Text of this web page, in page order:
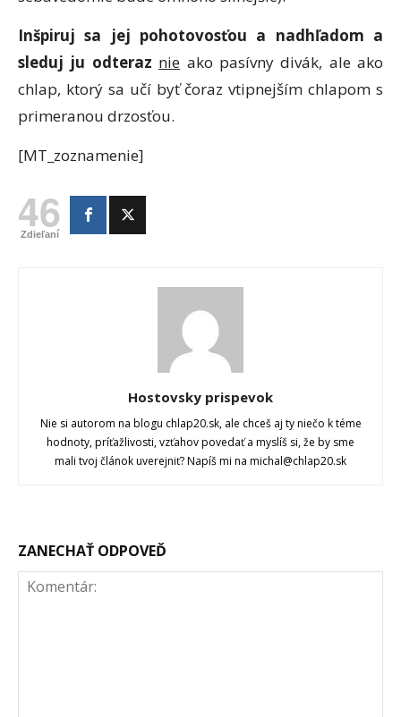
Inšpiruj sa jej pohotovosťou a nadhľadom a
sleduj ju odteraz nie ako pasívny divák, ale ako
chlap, ktorý sa učí byť čoraz vtipnejším chlapom s
primeranou drzosťou.
[MT_zoznamenie]
46
Zdieľaní
Hostovsky prispevok
Nie si autorom na blogu chlap20.sk, ale chceš aj ty niečo k téme
hodnoty, príťažlivosti, vzťahov povedať a myslíš si, že by sme
mali tvoj článok uverejniť? Napíš mi na michal@chlap20.sk
ZANECHAŤ ODPOVEĎ